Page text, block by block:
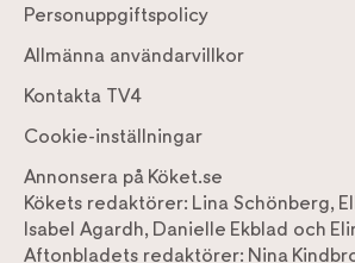
Personuppgiftspolicy
Allmänna användarvillkor
Kontakta TV4
Cookie-inställningar
Annonsera på Köket.se
Kökets redaktörer: Lina Schönberg,
Isabel Agardh, Danielle Ekblad och
Aftonbladets redaktörer: Nina